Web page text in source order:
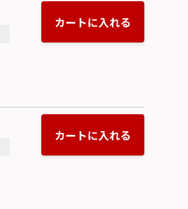
カートに入れる
カートに入れる